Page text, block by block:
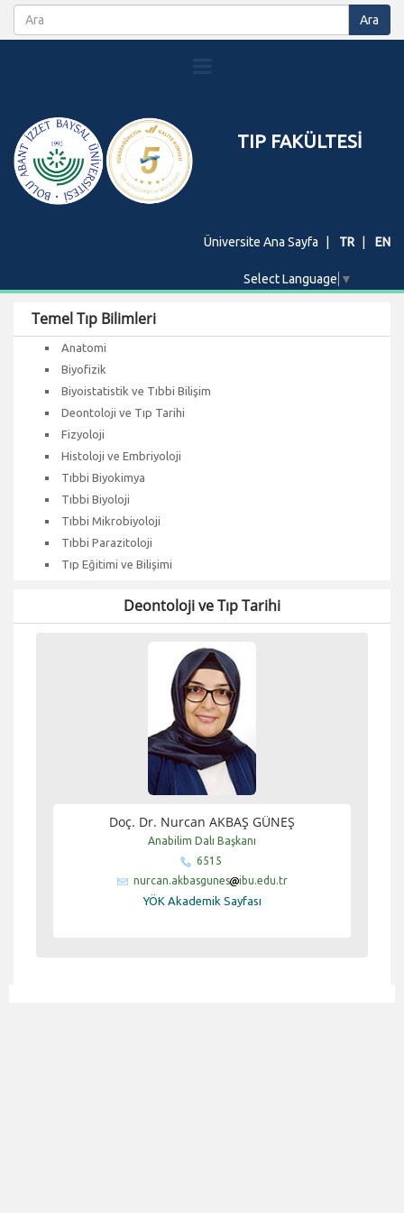
TIP FAKÜLTESİ
Üniversite Ana Sayfa TR EN
Select Language ▼
Temel Tıp Bilimleri
Anatomi
Biyofizik
Biyoistatistik ve Tıbbi Bilişim
Deontoloji ve Tıp Tarihi
Fizyoloji
Histoloji ve Embriyoloji
Tıbbi Biyokimya
Tıbbi Biyoloji
Tıbbi Mikrobiyoloji
Tıbbi Parazitoloji
Tıp Eğitimi ve Bilişimi
Deontoloji ve Tıp Tarihi
Doç. Dr. Nurcan AKBAŞ GÜNEŞ
Anabilim Dalı Başkanı
6515
nurcan.akbasgunes
ibu.edu.tr
YÖK Akademik Sayfası